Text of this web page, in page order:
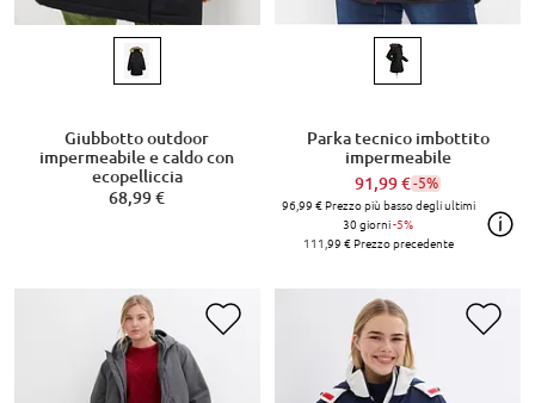
Giubbotto outdoor
impermeabile e caldo con
ecopelliccia
68,99 €
Parka tecnico imbottito
impermeabile
91,99 €-5%
96,99 €Prezzo più basso degli ultimi
30 giorni-5%
111,99 €Prezzo precedente